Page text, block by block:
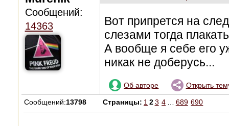
Сообщений:
14363
Вот припрется на
слезами тогда
А вообще я себе его
никак не доберусь...
Об авторе Открыть
Сообщений:13798 Страницы: 1 2 3 4 689 690